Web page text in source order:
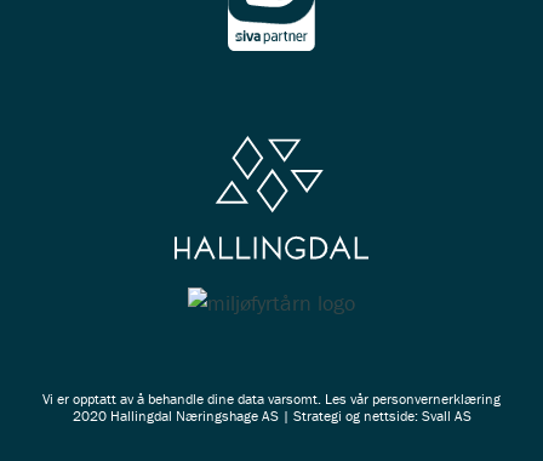
Vi er opptatt av å behandle dine data varsomt. Les vår personvernerklæring
2020 Hallingdal Næringshage AS | Strategi og nettside: Svall AS